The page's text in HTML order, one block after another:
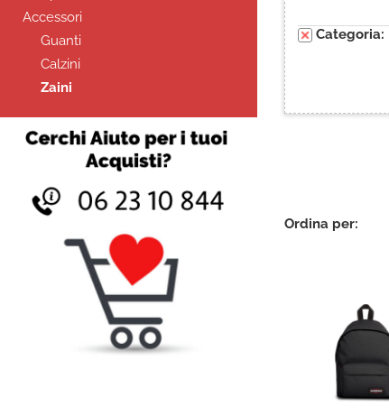
Accessori
Guanti
Calzini
Zaini
Categoria:
Ordina per: